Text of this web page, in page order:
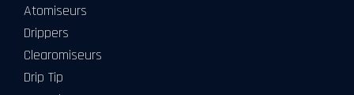
Atomiseurs
Drippers
Clearomiseurs
Drip Tip